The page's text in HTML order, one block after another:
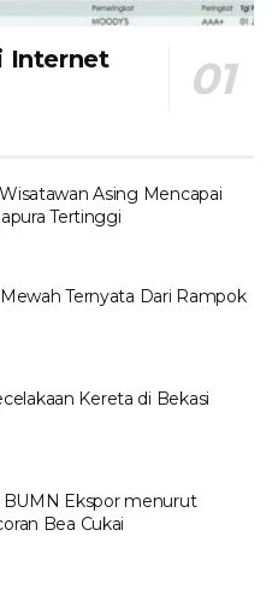
Internet
Asing Mencapai
Tertinggi
Ternyata Dari Rampok
Kereta di Bekasi
Ekspor menurut
Bea Cukai